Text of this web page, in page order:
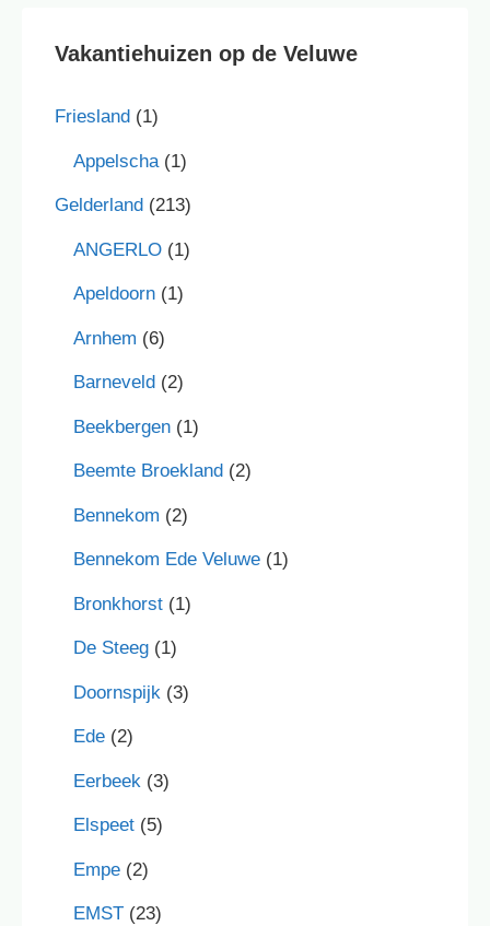
Vakantiehuizen op de Veluwe
Friesland (1)
Appelscha (1)
Gelderland (213)
ANGERLO (1)
Apeldoorn (1)
Arnhem (6)
Barneveld (2)
Beekbergen (1)
Beemte Broekland (2)
Bennekom (2)
Bennekom Ede Veluwe (1)
Bronkhorst (1)
De Steeg (1)
Doornspijk (3)
Ede (2)
Eerbeek (3)
Elspeet (5)
Empe (2)
EMST (23)